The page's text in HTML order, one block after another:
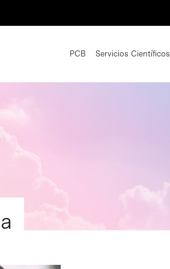
PCB Servicios Científicos